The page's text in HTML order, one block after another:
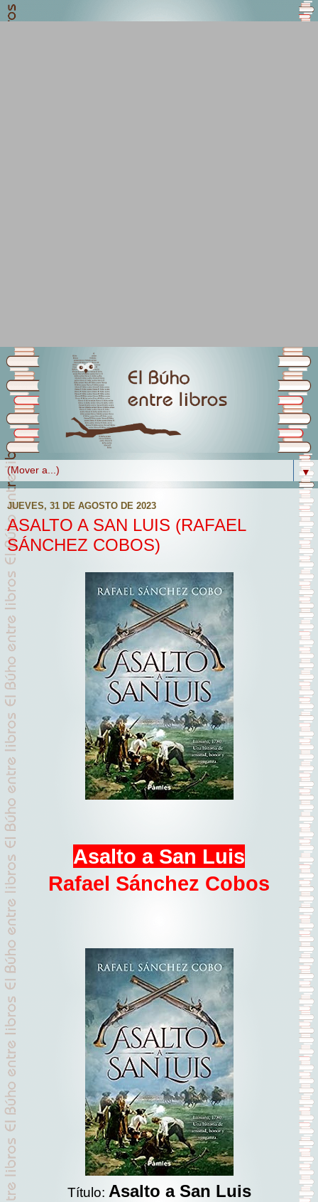
▼
JUEVES, 31 DE AGOSTO DE 2023
ASALTO A SAN LUIS (RAFAEL
SÁNCHEZ COBOS)
Asalto a San Luis
Rafael Sánchez Cobos
Título: Asalto a San Luis